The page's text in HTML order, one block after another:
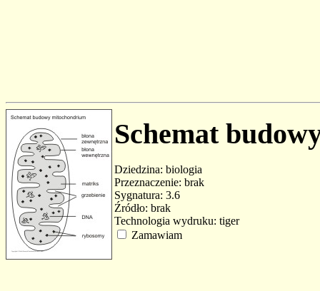
Schemat
Dziedzina: biologia
Przeznaczenie: brak
Sygnatura: 3.6
Źródło: brak
Technologia wydruku: tiger
Zamawiam